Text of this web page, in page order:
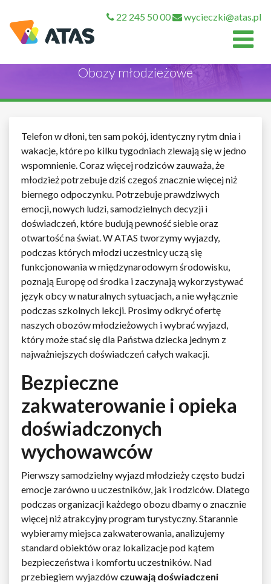
22 245 50 00 wycieczki@atas.pl
Obozy młodzieżowe
Telefon w dłoni, ten sam pokój, identyczny rytm dnia i
wakacje, które po kilku tygodniach zlewają się w jedno
wspomnienie. Coraz więcej rodziców zauważa, że
młodzież potrzebuje dziś czegoś znacznie więcej niż
biernego odpoczynku. Potrzebuje prawdziwych
emocji, nowych ludzi, samodzielnych decyzji i
doświadczeń, które budują pewność siebie oraz
otwartość na świat. W ATAS tworzymy wyjazdy,
podczas których młodzi uczestnicy uczą się
funkcjonowania w międzynarodowym środowisku,
poznają Europę od środka i zaczynają wykorzystywać
język obcy w naturalnych sytuacjach, a nie wyłącznie
podczas szkolnych lekcji. Prosimy odkryć ofertę
naszych obozów młodzieżowych i wybrać wyjazd,
który może stać się dla Państwa dziecka jednym z
najważniejszych doświadczeń całych wakacji.
Bezpieczne
zakwaterowanie i opieka
doświadczonych
wychowawców
Pierwszy samodzielny wyjazd młodzieży często budzi
emocje zarówno u uczestników, jak i rodziców. Dlatego
podczas organizacji każdego obozu dbamy o znacznie
więcej niż atrakcyjny program turystyczny. Starannie
wybieramy miejsca zakwaterowania, analizujemy
standard obiektów oraz lokalizacje pod kątem
bezpieczeństwa i komfortu uczestników. Nad
przebiegiem wyjazdów czuwają doświadczeni